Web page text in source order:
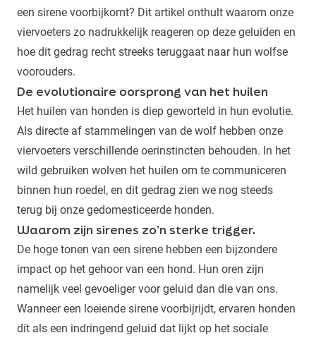
een sirene voorbijkomt? Dit artikel onthult waarom onze
viervoeters zo nadrukkelijk reageren op deze geluiden en
hoe dit gedrag recht streeks teruggaat naar hun wolfse
voorouders.
De evolutionaire oorsprong van het huilen
Het huilen van honden is diep geworteld in hun evolutie.
Als directe af stammelingen van de wolf hebben onze
viervoeters verschillende oerinstincten behouden. In het
wild gebruiken wolven het huilen om te communiceren
binnen hun roedel, en dit gedrag zien we nog steeds
terug bij onze gedomesticeerde honden.
Waarom zijn sirenes zo’n sterke trigger.
De hoge tonen van een sirene hebben een bijzondere
impact op het gehoor van een hond. Hun oren zijn
namelijk veel gevoeliger voor geluid dan die van ons.
Wanneer een loeiende sirene voorbijrijdt, ervaren honden
dit als een indringend geluid dat lijkt op het sociale